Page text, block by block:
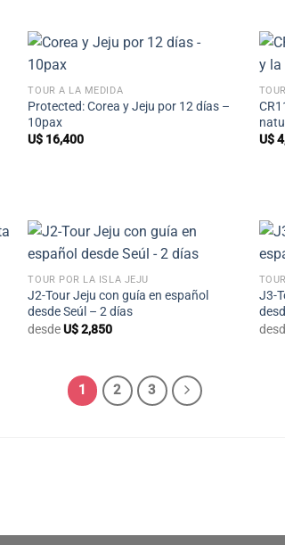
TOUR A LA MEDIDA
Protected: Corea y Jeju por 12 días –
10pax
U$ 16,400
U$
TOUR POR LA ISLA JEJU
J2-Tour Jeju con guía en español
desde Seúl – 2 días
desde U$2,850
J3-
1 2 3